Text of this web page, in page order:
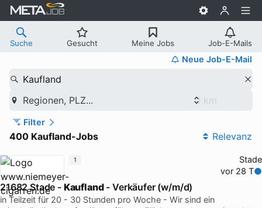
Suche Gesucht Meine Jobs Job-E-Mails
Neue Job-E-Mail
Kaufland
Regionen, PLZ...
Filter
400 Kaufland-Jobs Relevanz
Stade
vor 28 T
21682 Stade - Kaufland- Verkäufer (w/m/d)
in Teilzeit für 20 - 30 Stunden pro Woche - Wir sind ein
1